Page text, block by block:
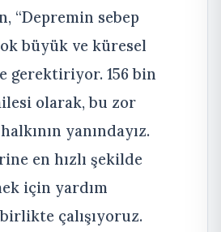
“Depremin sebep
büyük ve küresel
gerektiriyor. 156 bin
olarak, bu zor
yanındayız.
en hızlı şekilde
için yardım
çalışıyoruz.